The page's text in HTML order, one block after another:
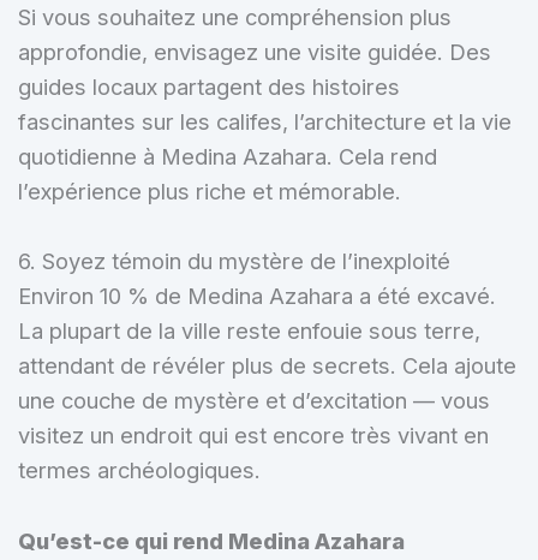
Si vous souhaitez une compréhension plus
approfondie, envisagez une visite guidée. Des
guides locaux partagent des histoires
fascinantes sur les califes, l’architecture et la vie
quotidienne à Medina Azahara. Cela rend
l’expérience plus riche et mémorable.
6. Soyez témoin du mystère de l’inexploité
Environ 10 % de Medina Azahara a été excavé.
La plupart de la ville reste enfouie sous terre,
attendant de révéler plus de secrets. Cela ajoute
une couche de mystère et d’excitation — vous
visitez un endroit qui est encore très vivant en
termes archéologiques.
Qu’est-ce qui rend Medina Azahara